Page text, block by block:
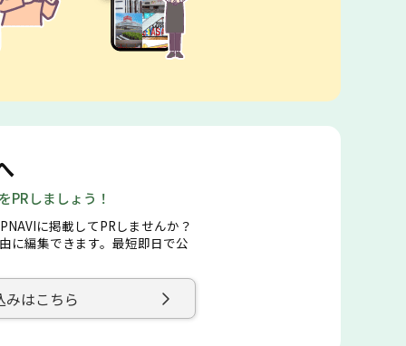
PRしましょう！
に掲載してPRしませんか？
に編集できます。最短即日で公
みはこちら